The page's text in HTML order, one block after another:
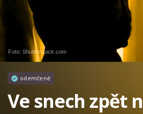
Foto: Shutterstock.com
odemčené
Ve snech zpět